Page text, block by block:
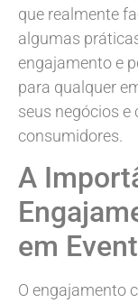
que realmente
algumas
engajamento e
para qualquer
seus negócios
consumidores.
A
em
O engajamento